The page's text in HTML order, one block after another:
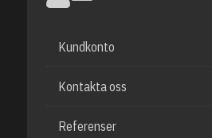
Kundkonto
Kontakta oss
Referenser